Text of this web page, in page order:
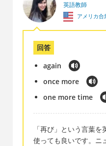
英語教師
アメリカ合
回答
again
once more
one more time
「再び」という言葉
使っても良いです。